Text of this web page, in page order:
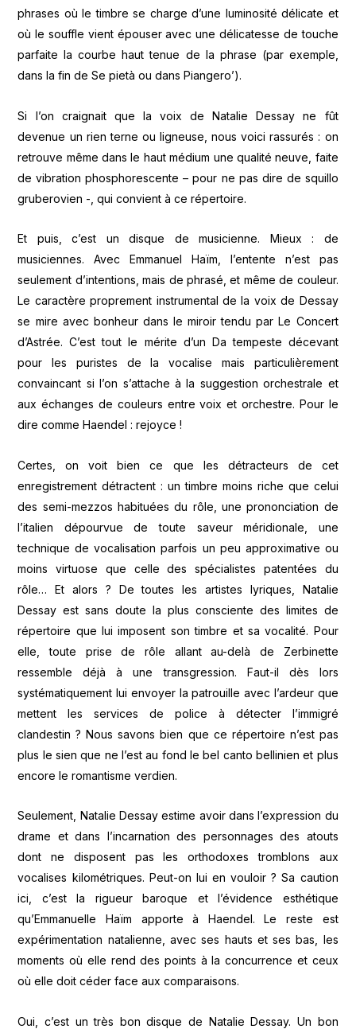
phrases où le timbre se charge d’une luminosité délicate et
où le souffle vient épouser avec une délicatesse de touche
parfaite la courbe haut tenue de la phrase (par exemple,
dans la fin de Se pietà ou dans Piangero’).
Si l’on craignait que la voix de Natalie Dessay ne fût
devenue un rien terne ou ligneuse, nous voici rassurés : on
retrouve même dans le haut médium une qualité neuve, faite
de vibration phosphorescente – pour ne pas dire de squillo
gruberovien -, qui convient à ce répertoire.
Et puis, c’est un disque de musicienne. Mieux : de
musiciennes. Avec Emmanuel Haïm, l’entente n’est pas
seulement d’intentions, mais de phrasé, et même de couleur.
Le caractère proprement instrumental de la voix de Dessay
se mire avec bonheur dans le miroir tendu par Le Concert
d’Astrée. C’est tout le mérite d’un Da tempeste décevant
pour les puristes de la vocalise mais particulièrement
convaincant si l’on s’attache à la suggestion orchestrale et
aux échanges de couleurs entre voix et orchestre. Pour le
dire comme Haendel : rejoyce !
Certes, on voit bien ce que les détracteurs de cet
enregistrement détractent : un timbre moins riche que celui
des semi-mezzos habituées du rôle, une prononciation de
l’italien dépourvue de toute saveur méridionale, une
technique de vocalisation parfois un peu approximative ou
moins virtuose que celle des spécialistes patentées du
rôle… Et alors ? De toutes les artistes lyriques, Natalie
Dessay est sans doute la plus consciente des limites de
répertoire que lui imposent son timbre et sa vocalité. Pour
elle, toute prise de rôle allant au-delà de Zerbinette
ressemble déjà à une transgression. Faut-il dès lors
systématiquement lui envoyer la patrouille avec l’ardeur que
mettent les services de police à détecter l’immigré
clandestin ? Nous savons bien que ce répertoire n’est pas
plus le sien que ne l’est au fond le bel canto bellinien et plus
encore le romantisme verdien.
Seulement, Natalie Dessay estime avoir dans l’expression du
drame et dans l’incarnation des personnages des atouts
dont ne disposent pas les orthodoxes tromblons aux
vocalises kilométriques. Peut-on lui en vouloir ? Sa caution
ici, c’est la rigueur baroque et l’évidence esthétique
qu’Emmanuelle Haïm apporte à Haendel. Le reste est
expérimentation natalienne, avec ses hauts et ses bas, les
moments où elle rend des points à la concurrence et ceux
où elle doit céder face aux comparaisons.
Oui, c’est un très bon disque de Natalie Dessay. Un bon